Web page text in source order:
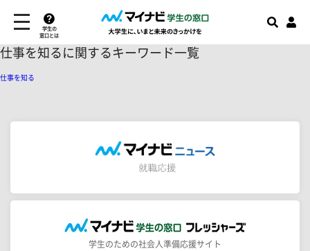
学生の
窓口とは
仕事を知るに関するキーワード一覧
仕事を知る
学生のための社会人準備応援サイト